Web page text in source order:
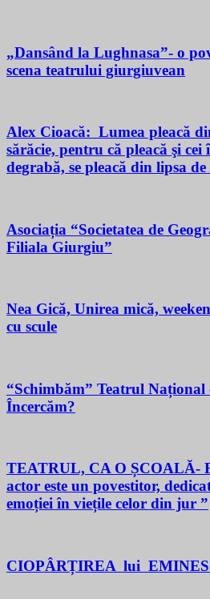
„Dansând la Lughnasa”- o
scena teatrului giurgiuvean
Alex Cioacă: Lumea pleacă
sărăcie, pentru că pleacă şi
degrabă, se pleacă din lipsa
Asociația “Societatea de
Filiala Giurgiu”
Nea Gică, Unirea mică,
cu scule
“Schimbăm” Teatrul
Încercăm?
TEATRUL, CA O ȘCOALĂ-
actor este un povestitor,
emoției în viețile celor din jur ”
CIOPÂRȚIREA lui